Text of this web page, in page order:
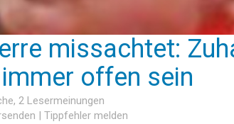
missachtet:
offen sein
, 2 Lesermeinungen
| Tippfehler melden